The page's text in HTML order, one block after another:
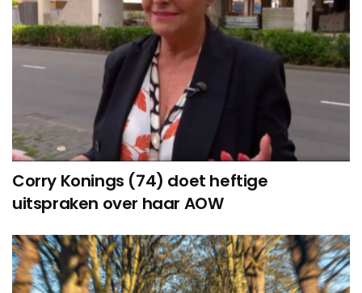
Corry Konings (74) doet heftige
uitspraken over haar AOW